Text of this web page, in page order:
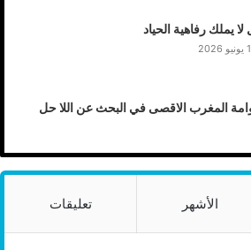
يملك رفاهية الحياد
المغرب الاقصى في البحث عن اللا حل
الأشهر تعليقات